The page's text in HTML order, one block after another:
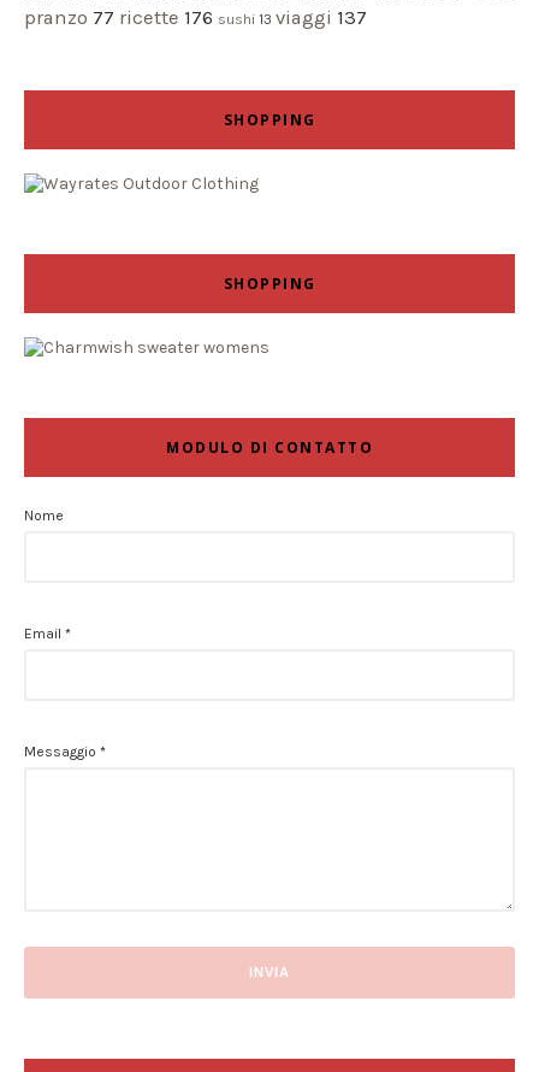
pranzo 77 ricette 176 sushi 13 viaggi 137
SHOPPING
SHOPPING
MODULO DI CONTATTO
Nome
Email *
Messaggio *